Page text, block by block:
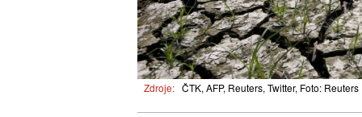
Zdroje: ČTK, AFP, Reuters, Twitter, Foto: Reuters